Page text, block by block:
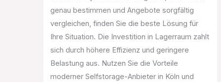
genau bestimmen und Angebote sorgfältig
vergleichen, finden Sie die beste Lösung für
Ihre Situation. Die Investition in Lagerraum zahlt
sich durch höhere Effizienz und geringere
Belastung aus. Nutzen Sie die Vorteile
moderner Selfstorage-Anbieter in Köln und